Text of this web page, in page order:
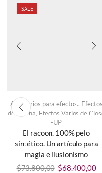
SALE
Accesorios para efectos., Efectos
de escena, Efectos Varios de
-UP
El racoon. 100% pelo
sintético. Un artículo para
magia e ilusionismo
$73.800,00 $68.400,00